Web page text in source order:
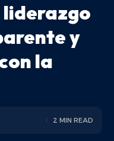
y
la
2 MIN READ